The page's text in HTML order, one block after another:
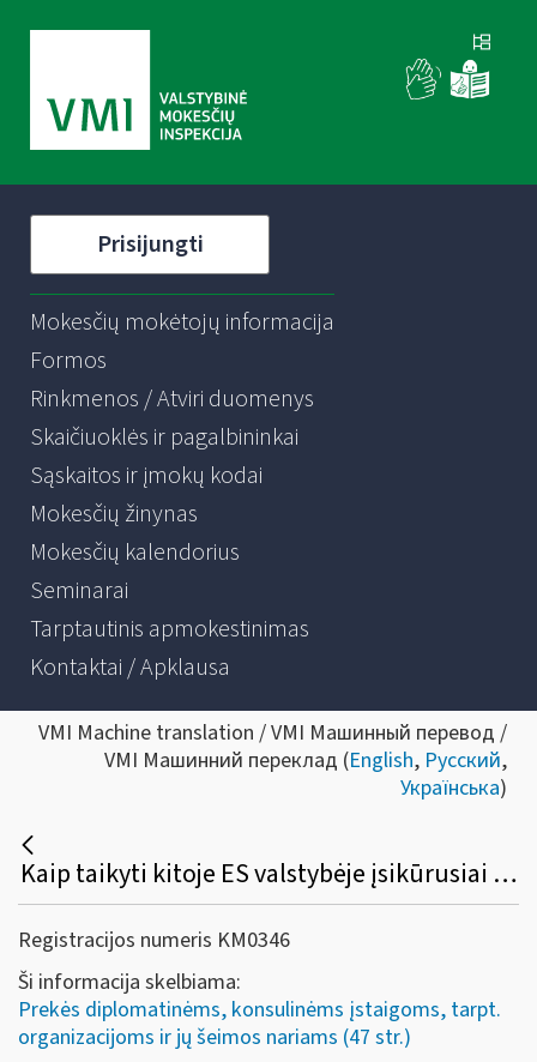
Prisijungti
Mokesčių mokėtojų informacija
Formos
Rinkmenos / Atviri duomenys
Skaičiuoklės ir pagalbininkai
Sąskaitos ir įmokų kodai
Mokesčių žinynas
Mokesčių kalendorius
Seminarai
Tarptautinis apmokestinimas
Kontaktai / Apklausa
VMI Machine translation / VMI Машинный перевод /
VMI Машинний переклад (English, Русский,
Українська)
Kaip taikyti kitoje ES valstybėje įsikūrusiai ES institucijai Lietuvoje įsigytų prekių (paslaugų) pirkimo PVM lengvatą?
Registracijos numeris KM0346
Ši informacija skelbiama:
Prekės diplomatinėms, konsulinėms įstaigoms, tarpt.
organizacijoms ir jų šeimos nariams (47 str.)